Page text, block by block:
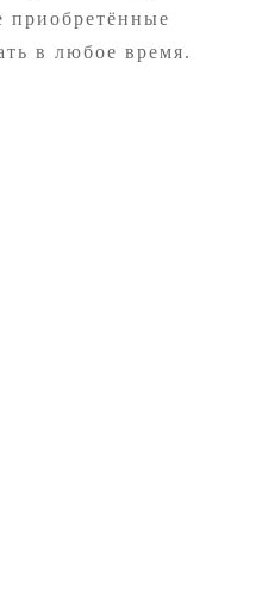
приобретённые
в любое время.